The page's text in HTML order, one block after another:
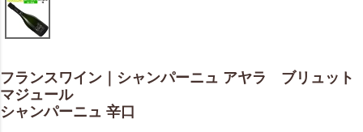
フランスワイン｜シャンパーニュ アヤラ ブリュット
マジュール
シャンパーニュ 辛口